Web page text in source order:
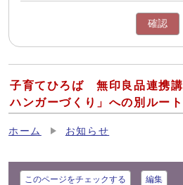
確認
子育てひろば 無印良品連携講
ハンガーづくり」への別ルート
ホーム お知らせ
このページをチェックする 編集